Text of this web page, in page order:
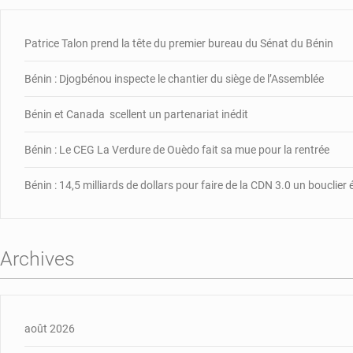
Patrice Talon prend la tête du premier bureau du Sénat du Bénin
Bénin : Djogbénou inspecte le chantier du siège de l’Assemblée
Bénin et Canada scellent un partenariat inédit
Bénin : Le CEG La Verdure de Ouèdo fait sa mue pour la rentrée
Bénin : 14,5 milliards de dollars pour faire de la CDN 3.0 un bouclier
Archives
août 2026